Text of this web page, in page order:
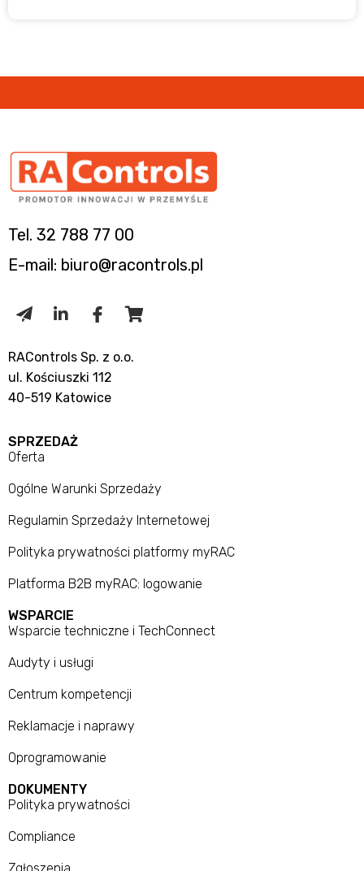
Tel. 32 788 77 00
E-mail: biuro@racontrols.pl
RAControls Sp. z o.o.
ul. Kościuszki 112
40-519 Katowice
SPRZEDAŻ
Oferta
Ogólne Warunki Sprzedaży
Regulamin Sprzedaży Internetowej
Polityka prywatności platformy myRAC
Platforma B2B myRAC: logowanie
WSPARCIE
Wsparcie techniczne i TechConnect
Audyty i usługi
Centrum kompetencji
Reklamacje i naprawy
Oprogramowanie
DOKUMENTY
Polityka prywatności
Compliance